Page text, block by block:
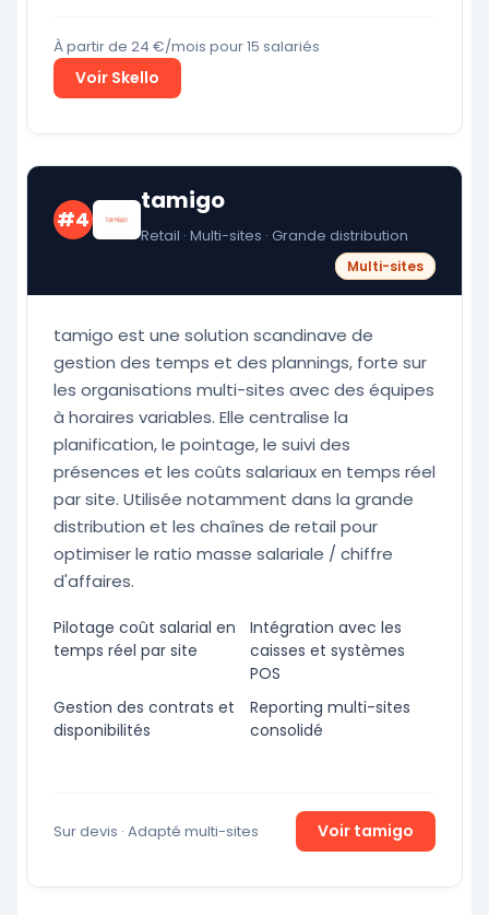
À partir de 24 €/mois pour 15 salariés
Voir Skello
#4
tamigo
Retail · Multi-sites · Grande distribution
Multi-sites
tamigo est une solution scandinave de
gestion des temps et des plannings, forte sur
les organisations multi-sites avec des équipes
à horaires variables. Elle centralise la
planification, le pointage, le suivi des
présences et les coûts salariaux en temps réel
par site. Utilisée notamment dans la grande
distribution et les chaînes de retail pour
optimiser le ratio masse salariale / chiffre
d'affaires.
Pilotage coût salarial en
temps réel par site
Intégration avec les
caisses et systèmes
POS
Gestion des contrats et
disponibilités
Reporting multi-sites
consolidé
Sur devis · Adapté multi-sites Voir tamigo